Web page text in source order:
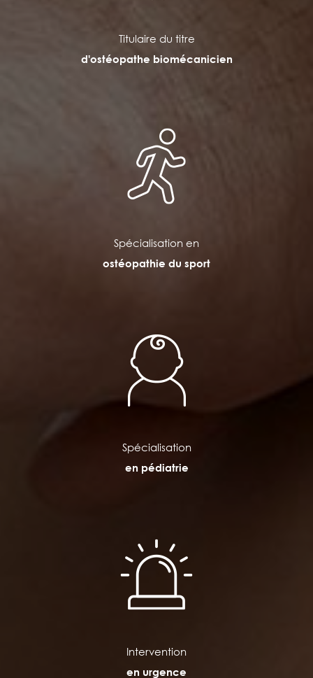
Titulaire du titre
d'ostéopathe biomécanicien
Spécialisation en
ostéopathie du sport
Spécialisation
en pédiatrie
Intervention
en urgence